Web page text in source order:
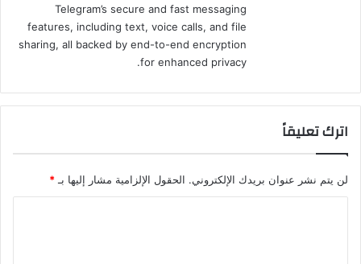
Telegram’s secure and fast messaging
features, including text, voice calls, and file
sharing, all backed by end-to-end encryption
for enhanced privacy.
اترك تعليقاً
لن يتم نشر عنوان بريدك الإلكتروني. الحقول الإلزامية مشار إليها بـ *